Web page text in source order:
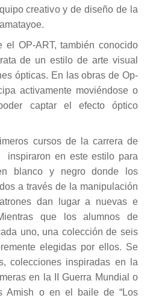
creativo y de diseño de la
el OP-ART, también conocido
de un estilo de arte visual
ópticas. En las obras de Op-
activamente moviéndose o
captar el efecto óptico
cursos de la carrera de
inspiraron en este estilo para
blanco y negro donde los
a través de la manipulación
dan lugar a nuevas e
que los alumnos de
uno, una colección de seis
elegidas por ellos. Se
colecciones inspiradas en la
en la II Guerra Mundial o
Amish o en el baile de “Los